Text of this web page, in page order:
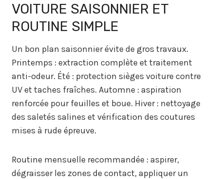
VOITURE SAISONNIER ET
ROUTINE SIMPLE
Un bon plan saisonnier évite de gros travaux.
Printemps : extraction complète et traitement
anti-odeur. Été : protection sièges voiture contre
UV et taches fraîches. Automne : aspiration
renforcée pour feuilles et boue. Hiver : nettoyage
des saletés salines et vérification des coutures
mises à rude épreuve.
Routine mensuelle recommandée : aspirer,
dégraisser les zones de contact, appliquer un